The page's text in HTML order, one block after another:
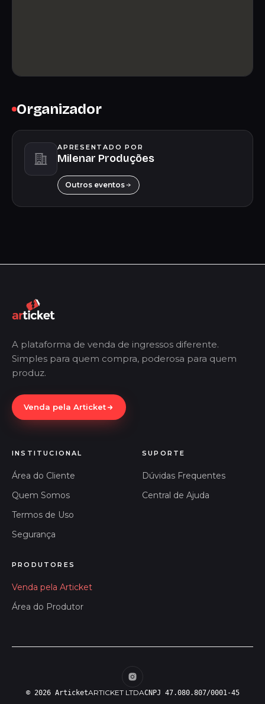
Organizador
APRESENTADO POR
Milenar Produções
Outros eventos
A plataforma de venda de ingressos diferente.
Simples para quem compra, poderosa para quem
produz.
Venda pela Articket
INSTITUCIONAL
Área do Cliente
Quem Somos
Termos de Uso
Segurança
SUPORTE
Dúvidas Frequentes
Central de Ajuda
PRODUTORES
Venda pela Articket
Área do Produtor
© 2026 ArticketARTICKET LTDACNPJ 47.080.807/0001-45